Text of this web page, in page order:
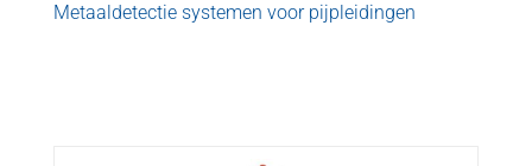
Metaaldetectie systemen voor pijpleidingen